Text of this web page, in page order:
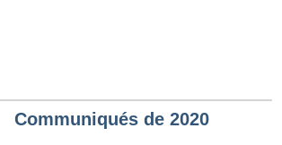
Communiqués de 2020